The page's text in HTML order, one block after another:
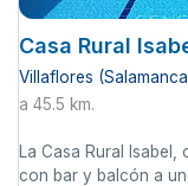
Casa Rural
Villaflores
a 45.5 km.
La Casa Rural
con bar y balcón a